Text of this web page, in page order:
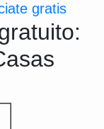
gratis